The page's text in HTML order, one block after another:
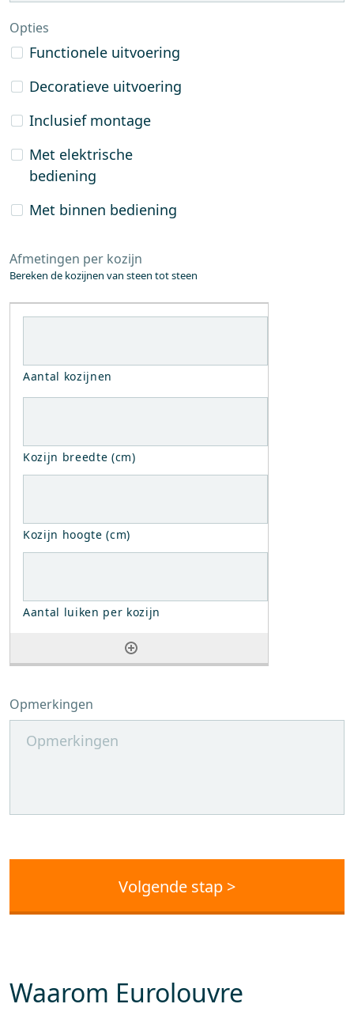
Opties
Functionele uitvoering
Decoratieve uitvoering
Inclusief montage
Met elektrische
bediening
Met binnen bediening
Afmetingen per kozijn
Bereken de kozijnen van steen tot steen
Opmerkingen
Waarom Eurolouvre